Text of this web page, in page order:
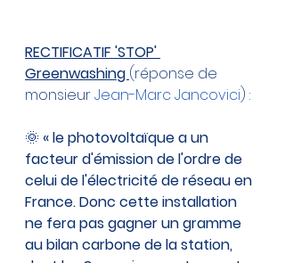
RECTIFICATIF 'STOP'
Greenwashing (réponse de
monsieur Jean-Marc Jancovici) :
🌞 « le photovoltaïque a un
facteur d'émission de l'ordre de
celui de l'électricité de réseau en
France. Donc cette installation
ne fera pas gagner un gramme
au bilan carbone de la station,